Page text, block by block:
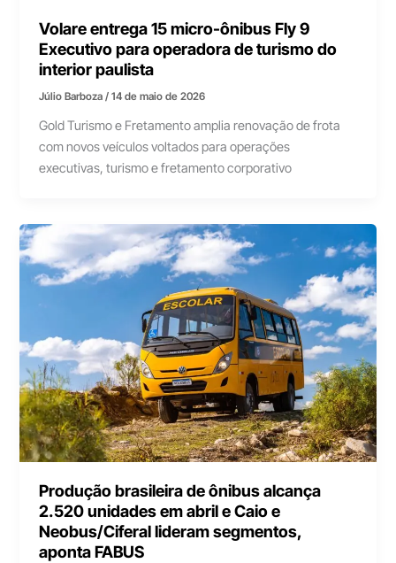
Volare entrega 15 micro-ônibus Fly 9
Executivo para operadora de turismo do
interior paulista
Júlio Barboza/14 de maio de 2026
Gold Turismo e Fretamento amplia renovação de frota
com novos veículos voltados para operações
executivas, turismo e fretamento corporativo
Produção brasileira de ônibus alcança
2.520 unidades em abril e Caio e
Neobus/Ciferal lideram segmentos,
aponta FABUS